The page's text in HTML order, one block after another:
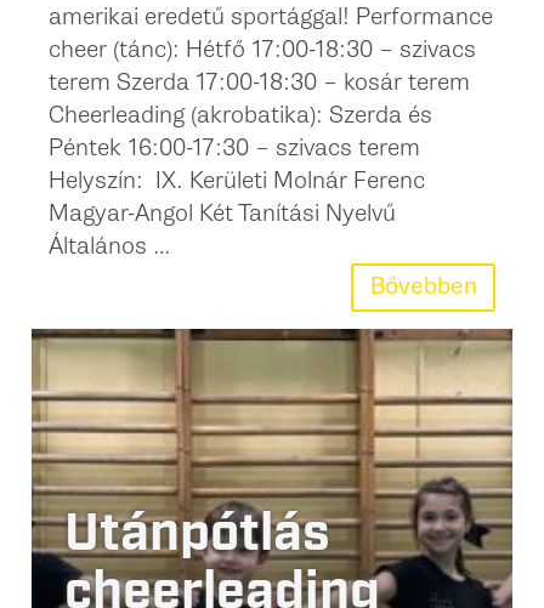
amerikai eredetű sportággal! Performance
cheer (tánc): Hétfő 17:00-18:30 – szivacs
terem Szerda 17:00-18:30 – kosár terem
Cheerleading (akrobatika): Szerda és
Péntek 16:00-17:30 – szivacs terem
Helyszín: IX. Kerületi Molnár Ferenc
Magyar-Angol Két Tanítási Nyelvű
Általános …
Bővebben
Utánpótlás
cheerleading